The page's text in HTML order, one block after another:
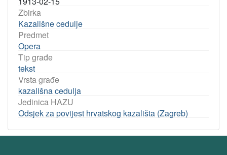
Zbirka
Kazališne cedulje
Predmet
Opera
Tip građe
tekst
Vrsta građe
kazališna cedulja
Jedinica HAZU
Odsjek za povijest hrvatskog kazališta (Zagreb)